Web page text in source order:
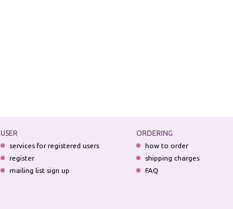
USER
services for registered users
register
mailing list sign up
ORDERING
how to order
shipping charges
FAQ